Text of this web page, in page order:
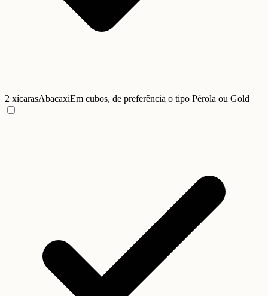
2 xícarasAbacaxiEm cubos, de preferência o tipo Pérola ou Gold